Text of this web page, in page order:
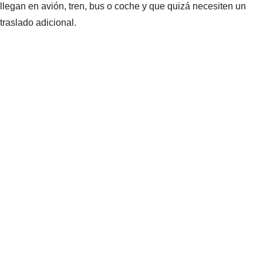
llegan en avión, tren, bus o coche y que quizá necesiten un
traslado adicional.